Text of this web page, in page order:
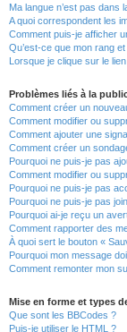
Ma langue n’est pas dans
A quoi correspondent les
Comment puis-je afficher
Qu’est-ce que mon rang
Lorsque je clique sur le lien
Problèmes liés à la
Comment créer un
Comment modifier ou
Comment ajouter une
Comment créer un
Pourquoi ne puis-je pas
Comment modifier ou
Pourquoi ne puis-je pas
Pourquoi ne puis-je pas
Pourquoi ai-je reçu un
Comment rapporter des
À quoi sert le bouton «
Pourquoi mon message
Comment remonter mon
Mise en forme et types
Que sont les BBCodes ?
Puis-je utiliser le HTML ?